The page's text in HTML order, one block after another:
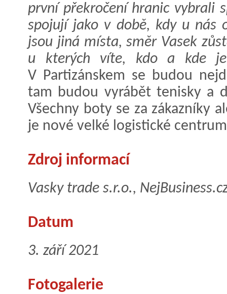
první překročení hranic vybrali
spojují jako v době, kdy u nás
jsou jiná místa, směr Vasek
u kterých víte, kdo a kde je
V Partizánskem se budou
tam budou vyrábět tenisky a
Všechny boty se za zákazníky
je nové velké logistické
Zdroj informací
Vasky trade s.r.o.,
Datum
3. září 2021
Fotogalerie